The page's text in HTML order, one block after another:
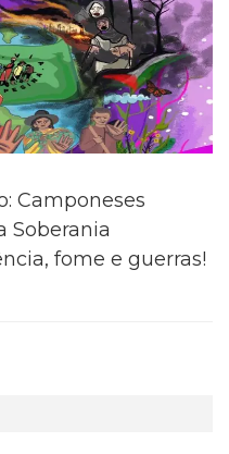
Camponeses
Soberania
fome e guerras!